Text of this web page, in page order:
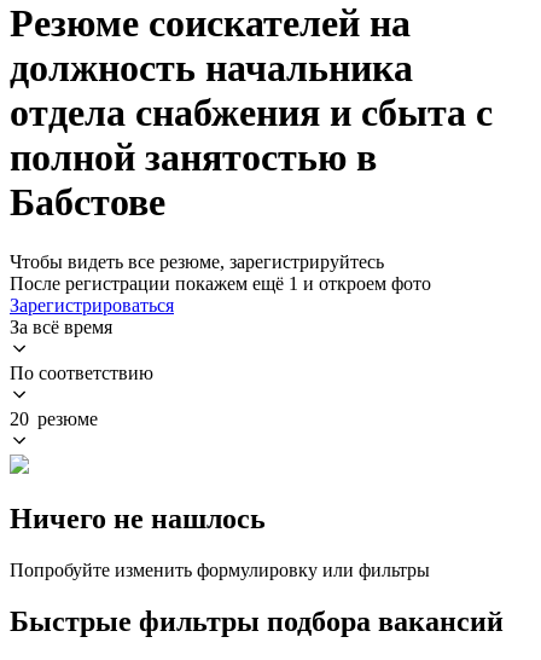
Резюме соискателей на
должность начальника
отдела снабжения и сбыта с
полной занятостью в
Бабстове
Чтобы видеть все резюме, зарегистрируйтесь
После регистрации покажем ещё 1 и откроем фото
Зарегистрироваться
За всё время
По соответствию
20 резюме
Ничего не нашлось
Попробуйте изменить формулировку или фильтры
Быстрые фильтры подбора вакансий